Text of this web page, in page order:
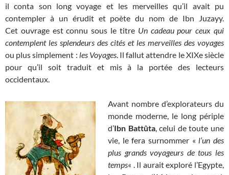
il conta son long voyage et les merveilles qu’il avait pu
contempler à un érudit et poète du nom de Ibn Juzayy.
Cet ouvrage est connu sous le titre Un cadeau pour ceux qui
contemplent les splendeurs des cités et les merveilles des voyages
ou plus simplement : les Voyages. Il fallut attendre le XIXe siècle
pour qu’il soit traduit et mis à la portée des lecteurs
occidentaux.
Avant nombre d’explorateurs du
monde moderne, le long périple
d’Ibn Battûta, celui de toute une
vie, le fera surnommer « l’un des
plus grands voyageurs de tous les
temps« . Il aurait exploré l’Egypte,